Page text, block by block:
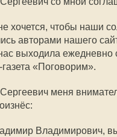
хочется, чтобы наши
авторами нашего
выходила ежедневно
газета «Поговорим».
меня
Владимирович,